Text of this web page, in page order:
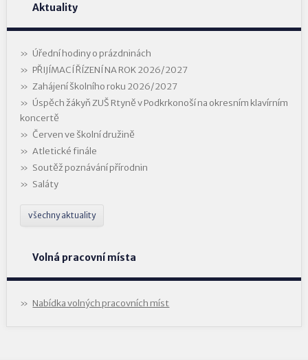
Aktuality
Úřední hodiny o prázdninách
PŘIJÍMACÍ ŘÍZENÍ NA ROK 2026/2027
Zahájení školního roku 2026/2027
Úspěch žákyň ZUŠ Rtyně v Podkrkonoší na okresním klavírním
koncertě
Červen ve školní družině
Atletické finále
Soutěž poznávání přírodnin
Saláty
všechny aktuality
Volná pracovní místa
Nabídka volných pracovních míst